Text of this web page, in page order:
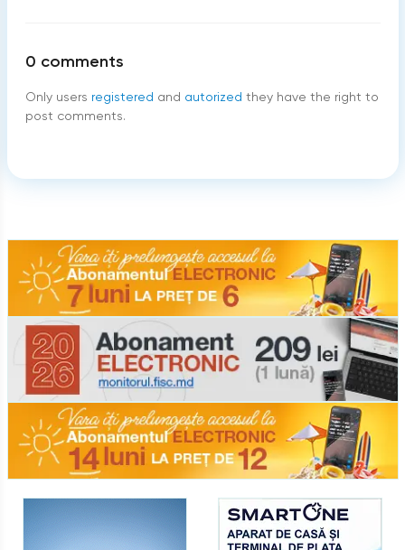
0 comments
Only users registered and autorized they have the right to
post comments.